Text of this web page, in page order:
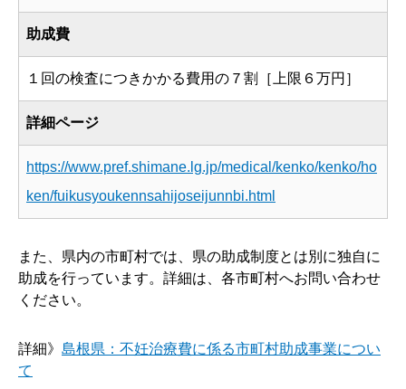
助成費
１回の検査につきかかる費用の７割［上限６万円］
詳細ページ
https://www.pref.shimane.lg.jp/medical/kenko/kenko/ho
ken/fuikusyoukennsahijoseijunnbi.html
また、県内の市町村では、県の助成制度とは別に独自に
助成を行っています。詳細は、各市町村へお問い合わせ
ください。
詳細》 島根県：不妊治療費に係る市町村助成事業につい
て